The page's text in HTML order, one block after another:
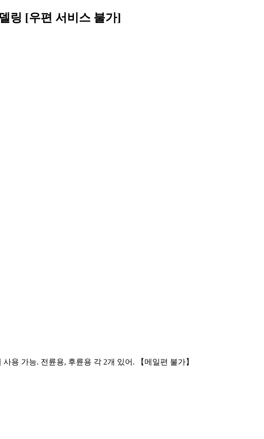
링 [우편 서비스 불가]
용 가능. 전륜용, 후륜용 각 2개 있어. 【메일편 불가】